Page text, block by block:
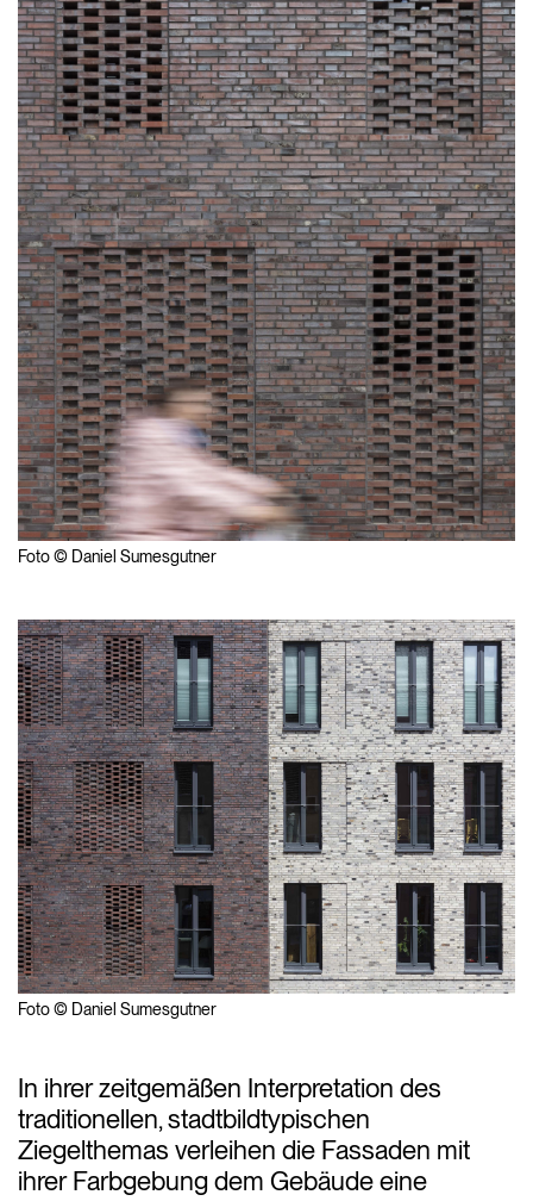
Foto © Daniel Sumesgutner
Foto © Daniel Sumesgutner
In ihrer zeitgemäßen Interpretation des
traditionellen, stadtbildtypischen
Ziegelthemas verleihen die Fassaden mit
ihrer Farbgebung dem Gebäude eine